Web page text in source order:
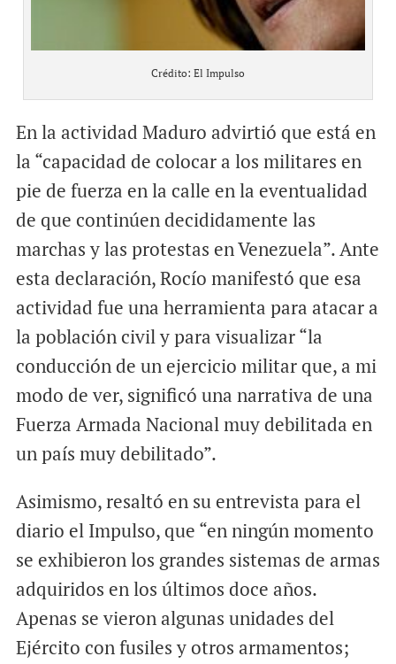
Crédito: El Impulso
En la actividad Maduro advirtió que está en
la “capacidad de colocar a los militares en
pie de fuerza en la calle en la eventualidad
de que continúen decididamente las
marchas y las protestas en Venezuela”. Ante
esta declaración, Rocío manifestó que esa
actividad fue una herramienta para atacar a
la población civil y para visualizar “la
conducción de un ejercicio militar que, a mi
modo de ver, significó una narrativa de una
Fuerza Armada Nacional muy debilitada en
un país muy debilitado”.
Asimismo, resaltó en su entrevista para el
diario el Impulso, que “en ningún momento
se exhibieron los grandes sistemas de armas
adquiridos en los últimos doce años.
Apenas se vieron algunas unidades del
Ejército con fusiles y otros armamentos;